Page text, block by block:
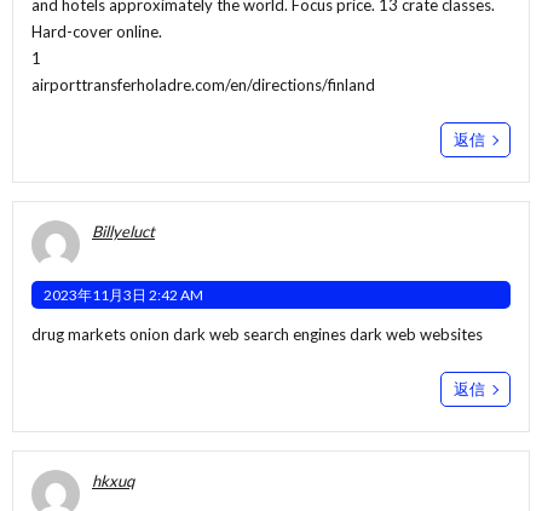
and hotels approximately the world. Focus price. 13 crate classes.
Hard-cover online.
1
airporttransferholadre.com/en/directions/finland
返信
Billyeluct
2023年11月3日 2:42 AM
drug markets onion dark web search enginesdark web websites
返信
hkxuq